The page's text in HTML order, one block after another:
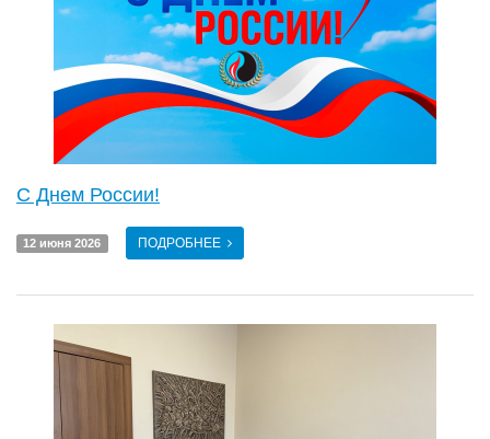
С Днем России!
12 июня 2026 ПОДРОБНЕЕ